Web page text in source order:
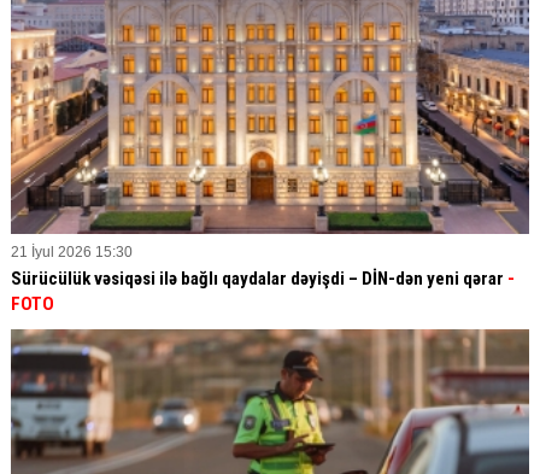
21 İyul 2026 15:30
Sürücülük vəsiqəsi ilə bağlı qaydalar dəyişdi – DİN-dən yeni qərar -
FOTO